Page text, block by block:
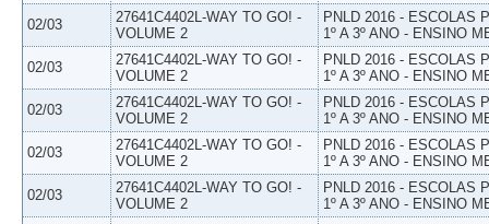
02/03
27641C4402L-WAY TO GO! -
VOLUME 2
PNLD 2016 - ESCOLAS
1º A 3º ANO - ENSINO
02/03
27641C4402L-WAY TO GO! -
VOLUME 2
PNLD 2016 - ESCOLAS
1º A 3º ANO - ENSINO
02/03
27641C4402L-WAY TO GO! -
VOLUME 2
PNLD 2016 - ESCOLAS
1º A 3º ANO - ENSINO
02/03
27641C4402L-WAY TO GO! -
VOLUME 2
PNLD 2016 - ESCOLAS
1º A 3º ANO - ENSINO
02/03
27641C4402L-WAY TO GO! -
VOLUME 2
PNLD 2016 - ESCOLAS
1º A 3º ANO - ENSINO